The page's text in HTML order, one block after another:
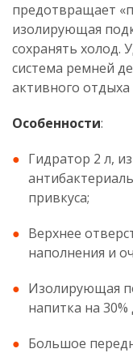
предотвращает
изолирующая
сохранять холод.
система ремней
активного
Особенности:
Гидратор 2 л,
привкуса;
Верхнее
наполнения и
Изолирующая
напитка на
Большое